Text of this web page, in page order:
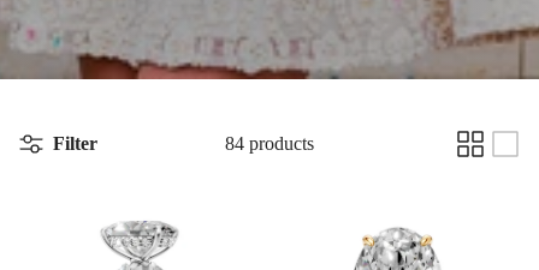
Filter 84 products